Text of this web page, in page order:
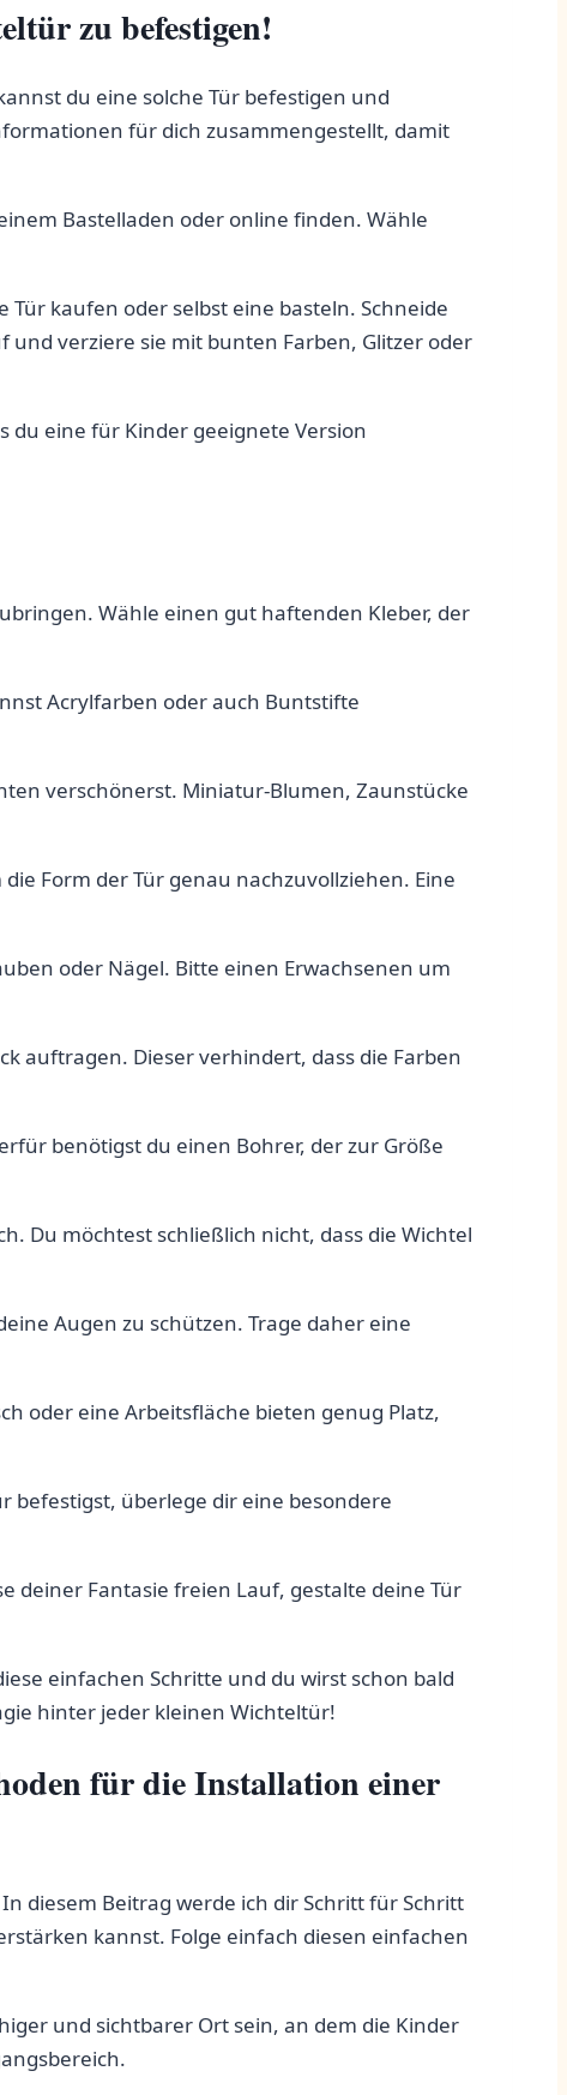
zu befestigen!
du eine solche Tür befestigen und
für dich⁣ zusammengestellt, damit
Bastelladen oder online finden. Wähle
kaufen ⁢oder⁤ selbst eine basteln. Schneide
und verziere sie mit ‍bunten Farben, ⁣Glitzer⁤ oder
du ⁤eine​ für Kinder geeignete Version
Wähle einen gut haftenden Kleber, der
Acrylfarben oder auch Buntstifte
verschönerst. Miniatur-Blumen, Zaunstücke
Form der Tür genau nachzuvollziehen. Eine
oder Nägel. Bitte einen ‌Erwachsenen um‍
auftragen. Dieser⁣ verhindert, dass die Farben
benötigst du einen Bohrer, der zur Größe
Du‌ möchtest schließlich nicht, dass die ‌Wichtel
Augen⁣ zu schützen. ‍Trage daher eine
⁤oder eine Arbeitsfläche bieten⁢ genug Platz,
befestigst,⁤ überlege dir eine besondere
deiner Fantasie freien ⁣Lauf, gestalte deine Tür
einfachen Schritte und du wirst schon bald
hinter jeder kleinen Wichteltür!
für die Installation einer
diesem Beitrag‍ werde ich dir Schritt für Schritt
kannst. Folge einfach ​diesen einfachen
und sichtbarer Ort‌ sein,‌ an dem die Kinder‍